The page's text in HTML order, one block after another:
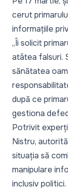
cerut
informațiile
„Îi solicit
atâtea falsuri.
sănătatea
după ce
gestiona
Potrivit
Nistru,
situația să
manipulare
inclusiv politici.